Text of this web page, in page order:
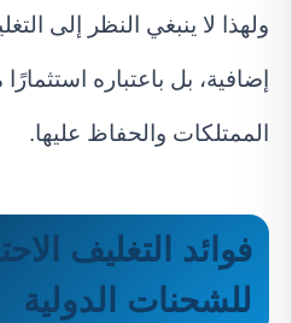
ولهذا لا ينبغي النظر إلى
إضافية، بل باعتباره
الممتلكات والحفاظ عليها.
فوائد التغليف
للشحنات الدولية